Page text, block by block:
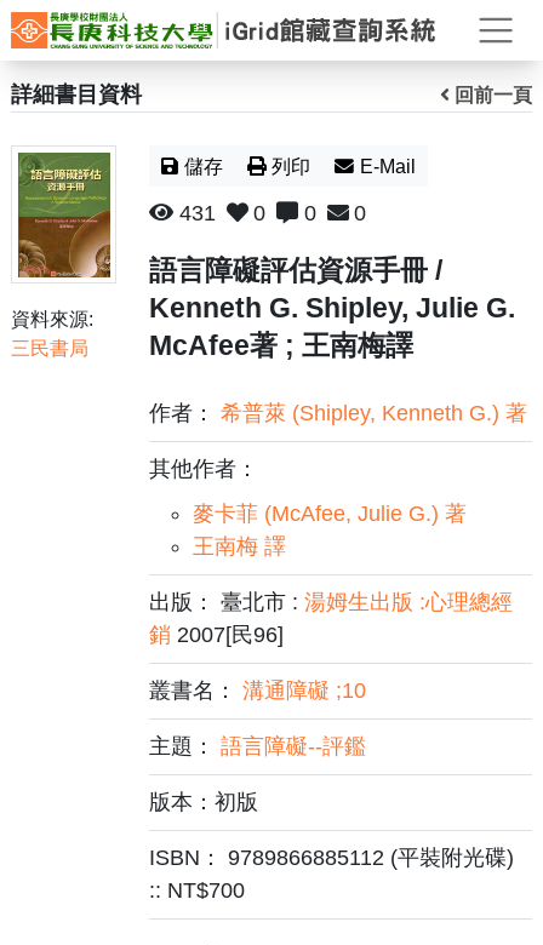
打
詳細書目資料 回前一頁
資料來源:
三民書局
儲存 列印 E-Mail
431 0 0 0
語言障礙評估資源手冊 /
Kenneth G. Shipley, Julie G.
McAfee著 ; 王南梅譯
作者：希普萊 (Shipley, Kenneth G.) 著
其他作者：
麥卡菲 (McAfee, Julie G.) 著
王南梅 譯
出版： 臺北市 :湯姆生出版 :心理總經
銷 2007[民96]
叢書名：溝通障礙 ;10
主題：語言障礙--評鑑
版本：初版
ISBN： 9789866885112 (平裝附光碟)
:: NT$700